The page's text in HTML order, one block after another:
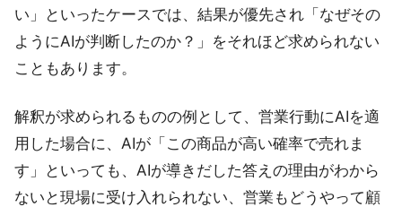
い」といったケースでは、結果が優先され「なぜその
ようにAIが判断したのか？」をそれほど求められない
こともあります。
解釈が求められるものの例として、営業行動にAIを適
用した場合に、AIが「この商品が高い確率で売れま
す」といっても、AIが導きだした答えの理由がわから
ないと現場に受け入れられない、営業もどうやって顧